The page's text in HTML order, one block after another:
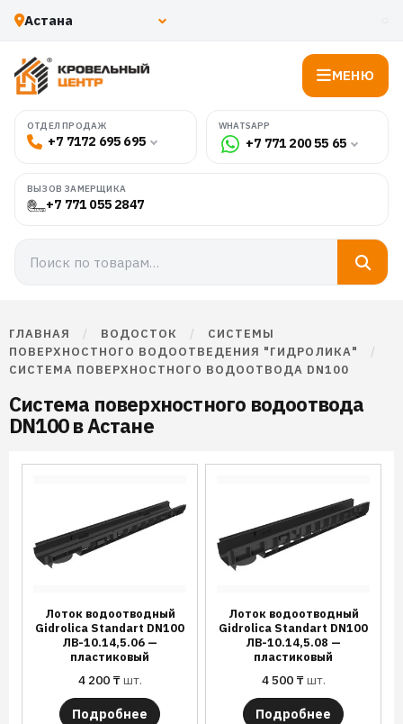
МЕНЮ
ОТДЕЛ ПРОДАЖ
+7 7172 695 695
WHATSAPP
+7 771 200 55 65
ВЫЗОВ ЗАМЕРЩИКА
+7 771 055 2847
ГЛАВНАЯ / ВОДОСТОК /
СИСТЕМЫ
ПОВЕРХНОСТНОГО ВОДООТВЕДЕНИЯ "ГИДРОЛИКА"
/
СИСТЕМА ПОВЕРХНОСТНОГО ВОДООТВОДА DN100
Система поверхностного водоотвода
DN100 в Астане
Лоток водоотводный
Gidrolica Standart DN100
ЛВ-10.14,5.06 —
пластиковый
4 200 ₸шт.
Подробнее
Лоток водоотводный
Gidrolica Standart DN100
ЛВ-10.14,5.08 —
пластиковый
4 500 ₸шт.
Подробнее